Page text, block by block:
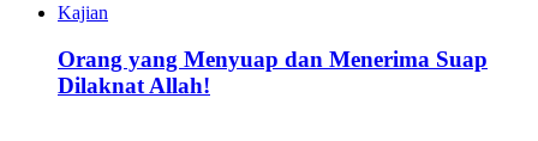
Kajian
Orang yang Menyuap dan Menerima Suap
Dilaknat Allah!